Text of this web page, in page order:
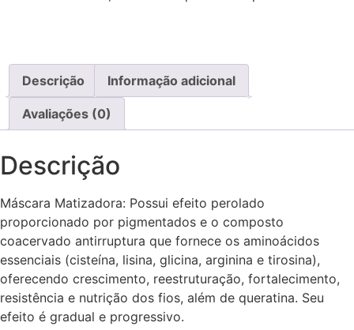
Descrição Informação adicional
Avaliações (0)
Descrição
Máscara Matizadora: Possui efeito perolado
proporcionado por pigmentados e o composto
coacervado antirruptura que fornece os aminoácidos
essenciais (cisteína, lisina, glicina, arginina e tirosina),
oferecendo crescimento, reestruturação, fortalecimento,
resistência e nutrição dos fios, além de queratina. Seu
efeito é gradual e progressivo.